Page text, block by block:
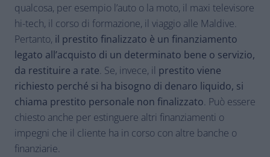
qualcosa, per esempio l’auto o la moto, il maxi televisore
hi-tech, il corso di formazione, il viaggio alle Maldive.
Pertanto, il prestito finalizzato è un finanziamento
legato all’acquisto di un determinato bene o servizio,
da restituire a rate. Se, invece, il prestito viene
richiesto perché si ha bisogno di denaro liquido, si
chiama prestito personale non finalizzato. Può essere
chiesto anche per estinguere altri finanziamenti o
impegni che il cliente ha in corso con altre banche o
finanziarie.